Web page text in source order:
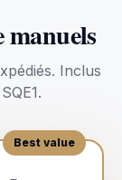
manuels
Inclus
Best value